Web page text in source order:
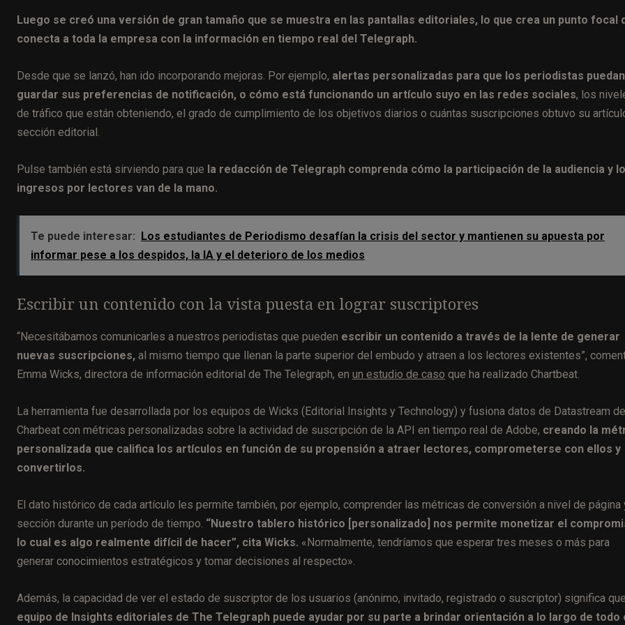
Luego se creó una versión de gran tamaño que se muestra en las pantallas editoriales, lo que crea un punto focal
conecta a toda la empresa con la información en tiempo real del Telegraph.
Desde que se lanzó, han ido incorporando mejoras. Por ejemplo, alertas personalizadas para que los periodistas puedan
guardar sus preferencias de notificación, o cómo está funcionando un artículo suyo en las redes sociales, los
de tráfico que están obteniendo, el grado de cumplimiento de los objetivos diarios o cuántas suscripciones obtuvo su
sección editorial.
Pulse también está sirviendo para que la redacción de Telegraph comprenda cómo la participación de la audiencia y
ingresos por lectores van de la mano.
Te puede interesar:
Los estudiantes de Periodismo desafían la crisis del sector y mantienen su apuesta por
informar pese a los despidos, la IA y el deterioro de los medios
Escribir un contenido con la vista puesta en lograr suscriptores
“Necesitábamos comunicarles a nuestros periodistas que pueden escribir un contenido a través de la lente de generar
nuevas suscripciones, al mismo tiempo que llenan la parte superior del embudo y atraen a los lectores existentes”,
Emma Wicks, directora de información editorial de The Telegraph, en un estudio de caso que ha realizado Chartbeat.
La herramienta fue desarrollada por los equipos de Wicks (Editorial Insights y Technology) y fusiona datos de Datastream de
Charbeat con métricas personalizadas sobre la actividad de suscripción de la API en tiempo real de Adobe, creando la
personalizada que califica los artículos en función de su propensión a atraer lectores, comprometerse con ellos y
convertirlos.
El dato histórico de cada artículo les permite también, por ejemplo, comprender las métricas de conversión a nivel de página
sección durante un período de tiempo. “Nuestro tablero histórico [personalizado] nos permite monetizar el
lo cual es algo realmente difícil de hacer”, cita Wicks. «Normalmente, tendríamos que esperar tres meses o más para
generar conocimientos estratégicos y tomar decisiones al respecto».
Además, la capacidad de ver el estado de suscriptor de los usuarios (anónimo, invitado, registrado o suscriptor) significa que
equipo de Insights editoriales de The Telegraph puede ayudar por su parte a brindar orientación a lo largo de todo